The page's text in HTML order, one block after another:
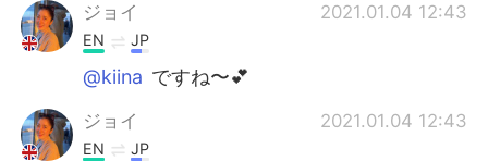
ジョイ 2021.01.04 12:43
EN JP
@kiina ですね〜💕
ジョイ 2021.01.04 12:43
EN JP